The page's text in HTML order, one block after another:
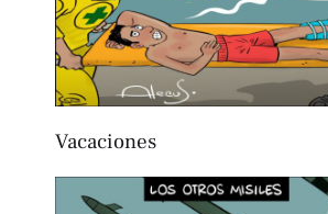
Vacaciones